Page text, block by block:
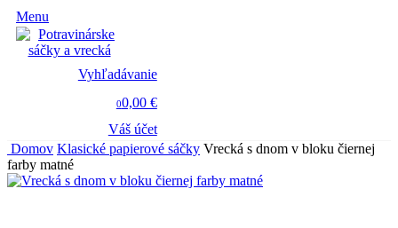
Menu
Vyhľadávanie
00,00 €
Váš účet
Domov Klasické papierové sáčky Vrecká s dnom v bloku čiernej
farby matné